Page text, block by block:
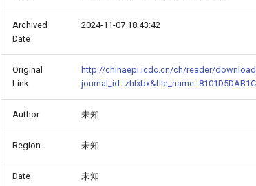
Archived
Date
2024-11-07 18:43:42
Original
Link
http://chinaepi.icdc.cn/ch/reader/
Author 未知
Region 未知
Date 未知